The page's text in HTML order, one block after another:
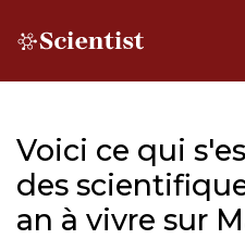
Voici ce qui
des
an à vivre sur